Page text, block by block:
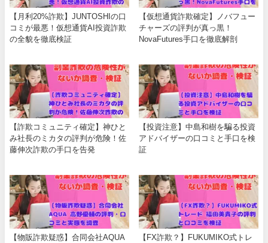
【月利20%詐欺】JUNTOSHIの口
コミが最悪！仮想通貨AI投資詐欺
の全貌を徹底検証
【仮想通貨詐欺確定】ノバフュー
チャーズの評判が真っ黒！
NovaFutures手口を徹底解剖
【詐欺コミュニティ確定】神ひと
み社長のミカタの評判が危険！佐
藤伸次詐欺の手口を告発
【投資注意】中島和樹を騙る投資
アドバイザーの口コミと手口を検
証
【物販詐欺疑惑】合同会社AQUA 【FX詐欺？】FUKUMIKO式トレ